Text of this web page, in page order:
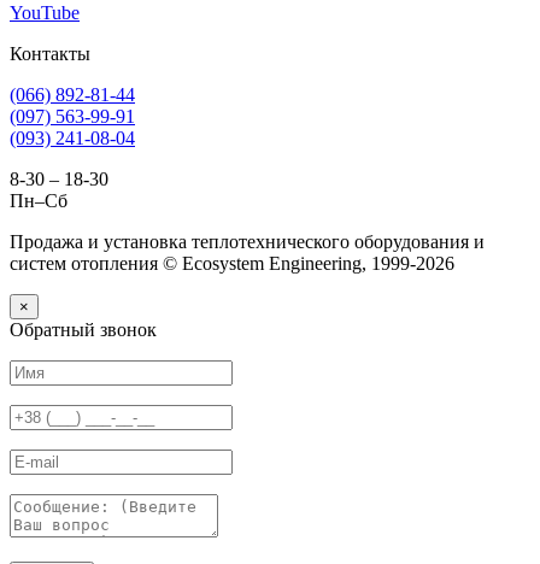
YouTube
Контакты
(066) 892-81-44
(097) 563-99-91
(093) 241-08-04
8-30 – 18-30
Пн–Сб
Продажа и установка теплотехнического оборудования и
систем отопления © Ecosystem Engineering, 1999-2026
×
Обратный звонок